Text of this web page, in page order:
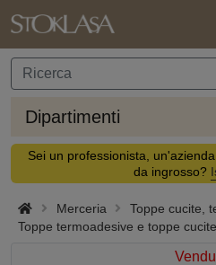
Dipartimenti
Sei un professionista,
da ingrosso?
Merceria
Toppe cucite,
Toppe termoadesive e toppe cucite